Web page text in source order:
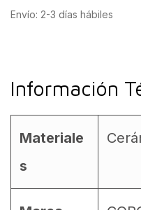
Envío: 2-3 días hábiles
Información
Materiale
s